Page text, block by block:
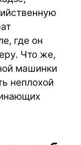
где он
Что же,
машинки
неплохой